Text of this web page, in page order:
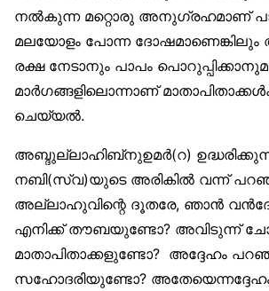
നൽകുന്ന മറ്റൊരു അനുഗ്രഹമാണ്
മലയോളം പോന്ന ദോഷമാണെങ്കിലും
രക്ഷ നേടാനും പാപം
മാർഗങ്ങളിലൊന്നാണ്
ചെയ്യൽ.
അബ്ദുല്ലാഹിബ്‌നുഉമർ(റ)
നബി(സ്വ)യുടെ അരികിൽ വന്ന്
അല്ലാഹുവിന്റെ ദൂതരേ, ഞാൻ
എനിക്ക് തൗബയുണ്ടോ? അവിടുന്ന്
മാതാപിതാക്കളുണ്ടോ? അദ്ദേഹം
സഹോദരിയുണ്ടോ?